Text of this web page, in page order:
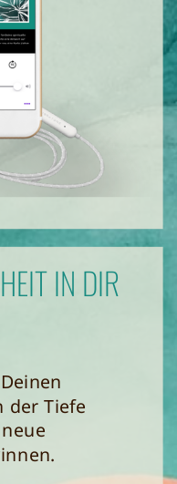
IN DIR
der Tiefe